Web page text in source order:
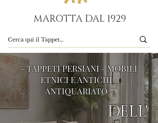
MAROTTA DAL 1929
- TAPPETI PERSIANI - MOBILI
ETNICI E ANTICHI -
ANTIQUARIATO -
DELL'